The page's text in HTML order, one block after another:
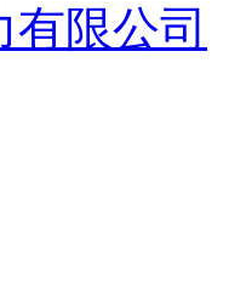
有限公司